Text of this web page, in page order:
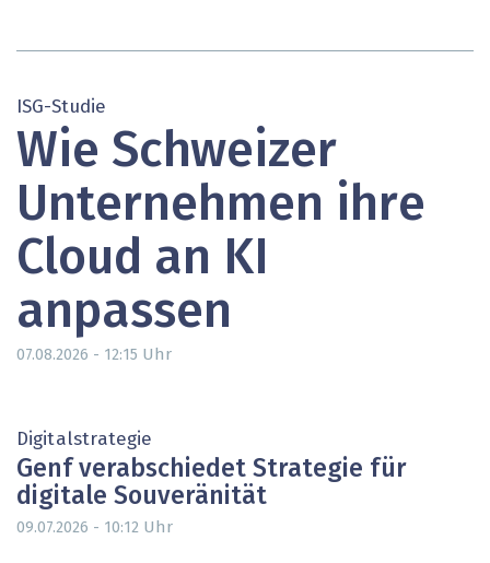
ISG-Studie
Wie Schweizer
Unternehmen ihre
Cloud an KI
anpassen
07.08.2026 - 12:15 Uhr
Digitalstrategie
Genf verabschiedet Strategie für
digitale Souveränität
09.07.2026 - 10:12 Uhr